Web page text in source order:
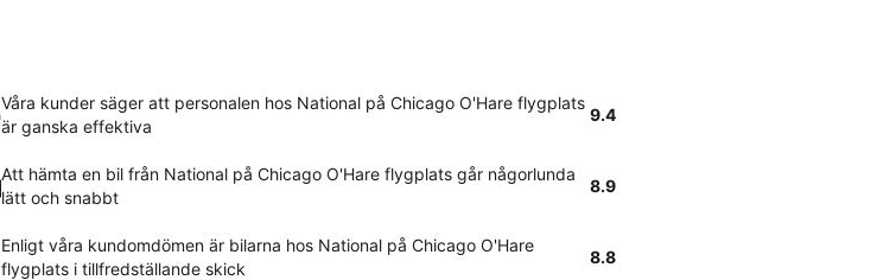
Våra kunder säger att personalen hos National på Chicago O'Hare flygplats
är ganska effektiva
9.4
Att hämta en bil från National på Chicago O'Hare flygplats går någorlunda
lätt och snabbt
8.9
Enligt våra kundomdömen är bilarna hos National på Chicago O'Hare
flygplats i tillfredställande skick
8.8